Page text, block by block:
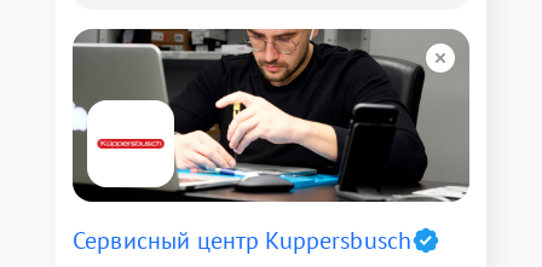
Сервисный центр Kuppersbusch